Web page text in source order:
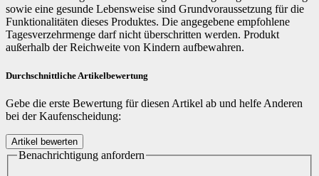
sowie eine gesunde Lebensweise sind Grundvoraussetzung für die
Funktionalitäten dieses Produktes. Die angegebene empfohlene
Tagesverzehrmenge darf nicht überschritten werden. Produkt
außerhalb der Reichweite von Kindern aufbewahren.
Durchschnittliche Artikelbewertung
Gebe die erste Bewertung für diesen Artikel ab und helfe Anderen
bei der Kaufenscheidung:
Benachrichtigung anfordern